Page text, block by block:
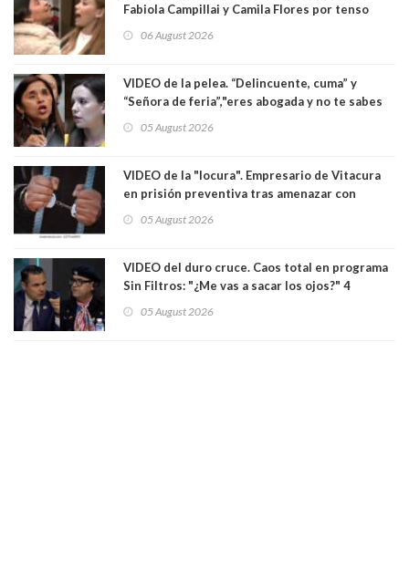
Fabiola Campillai y Camila Flores por tenso
06 August 2026
VIDEO de la pelea. “Delincuente, cuma” y
“Señora de feria”,"eres abogada y no te sabes
senadoras Camila Flores y Fabiola Campillai en
05 August 2026
VIDEO de la "locura". Empresario de Vitacura
en prisión preventiva tras amenazar con
Los persiguió en potente camioneta
05 August 2026
VIDEO del duro cruce. Caos total en programa
Sin Filtros: "¿Me vas a sacar los ojos?" 4
excarabinero que dejó ciego a Gustavo Gatica:
05 August 2026